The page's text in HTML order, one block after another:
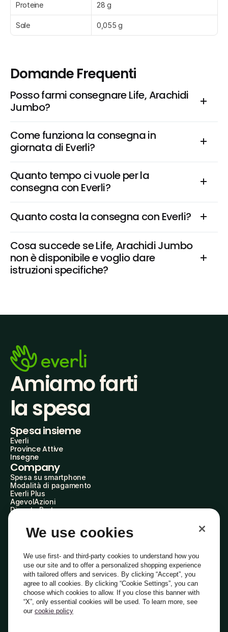
Proteine 28 g
Sale 0,055 g
Domande Frequenti
Posso farmi consegnare Life, Arachidi
Jumbo?
Come funziona la consegna in
giornata di Everli?
Quanto tempo ci vuole per la
consegna con Everli?
Quanto costa la consegna con Everli?
Cosa succede se Life, Arachidi Jumbo
non è disponibile e voglio dare
istruzioni specifiche?
Amiamo farti
la spesa
Spesa insieme
Everli
Province Attive
Insegne
Company
Spesa su smartphone
Modalità di pagamento
Everli Plus
AgevolAzioni
Diventa Partner
Everli Shoppers
About Us
Everli News
Domande frequenti
Lavora con noi
Diventa Shopper
Investitori
PrivacyCookiePreferenze Cookie
Termini e CondizioniCodice Etico
Indirizzo PEC: everli@pec.it - indirizzo DPO: dpo@everli.com
We use cookies
We use first- and third-party cookies to understand how you
use our site and to offer a personalized shopping experience
with tailored offers and services. By clicking “Accept”, you
agree to all cookies. By clicking “Cookie Settings”, you can
choose which cookies to allow. If you close this banner with
“X”, only essential cookies will be used. To learn more, see
our cookie policy